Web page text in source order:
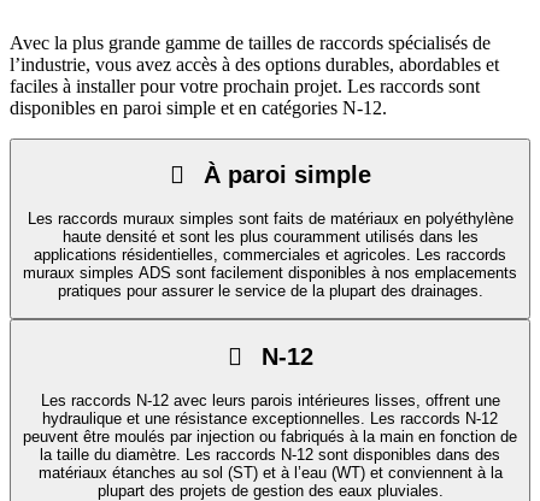
Avec la plus grande gamme de tailles de raccords spécialisés de
l’industrie, vous avez accès à des options durables, abordables et
faciles à installer pour votre prochain projet. Les raccords sont
disponibles en paroi simple et en catégories N-12.
À paroi simple
Les raccords muraux simples sont faits de matériaux en polyéthylène
haute densité et sont les plus couramment utilisés dans les
applications résidentielles, commerciales et agricoles. Les raccords
muraux simples ADS sont facilement disponibles à nos emplacements
pratiques pour assurer le service de la plupart des drainages.
N-12
Les raccords N-12 avec leurs parois intérieures lisses, offrent une
hydraulique et une résistance exceptionnelles. Les raccords N-12
peuvent être moulés par injection ou fabriqués à la main en fonction de
la taille du diamètre. Les raccords N-12 sont disponibles dans des
matériaux étanches au sol (ST) et à l’eau (WT) et conviennent à la
plupart des projets de gestion des eaux pluviales.